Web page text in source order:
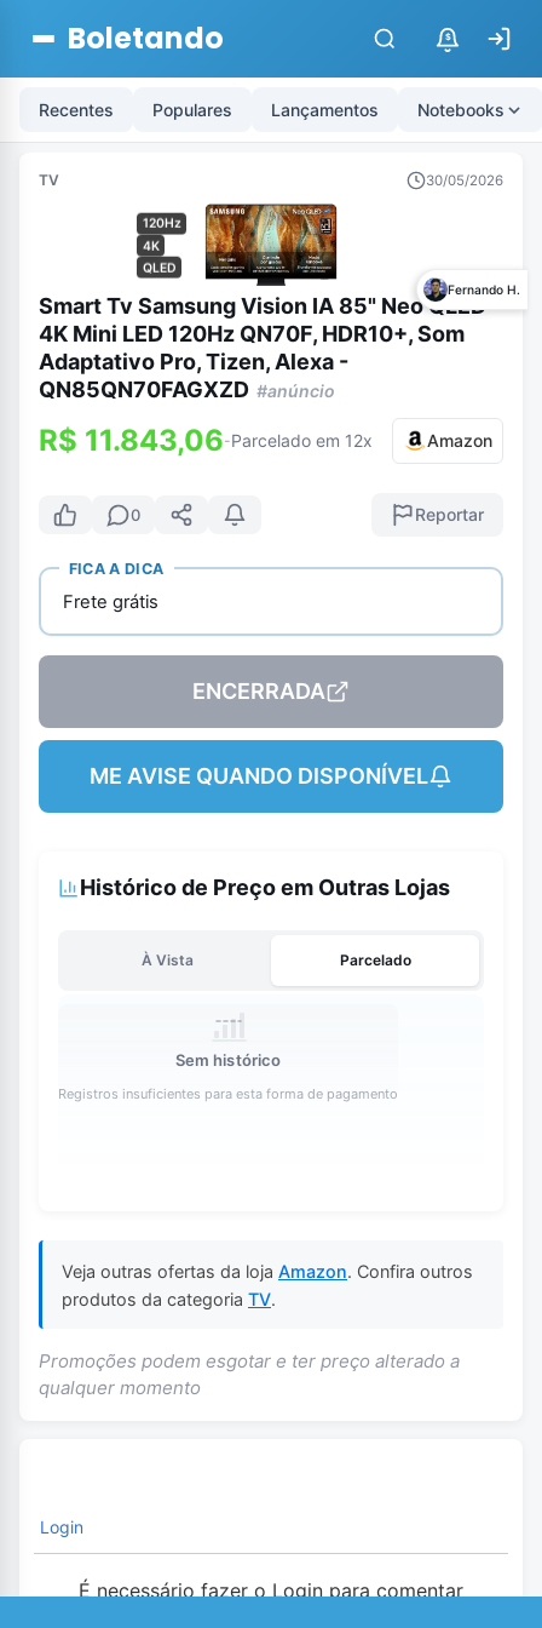
Boletando $
Recentes Populares Lançamentos Notebooks
TV 30/05/2026
120Hz
4K
QLED
Fernando H.
Smart Tv Samsung Vision IA 85" Neo QLED
4K Mini LED 120Hz QN70F, HDR10+, Som
Adaptativo Pro, Tizen, Alexa -
QN85QN70FAGXZD #anúncio
R$ 11.843,06-Parcelado em 12x Amazon
0 Reportar
FICA A DICA
Frete grátis
ENCERRADA
ME AVISE QUANDO DISPONÍVEL
Histórico de Preço em Outras Lojas
À Vista Parcelado
Sem histórico
Registros insuficientes para esta forma de pagamento
Veja outras ofertas da loja Amazon. Confira outros
produtos da categoria TV.
Promoções podem esgotar e ter preço alterado a
qualquer momento
Login
É necessário fazer o Login para comentar